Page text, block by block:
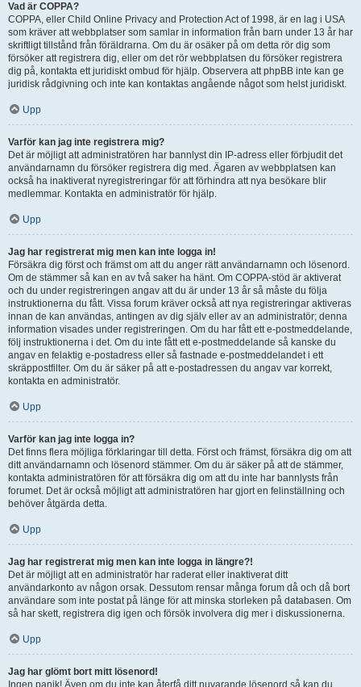
Vad är COPPA?
COPPA, eller Child Online Privacy and Protection Act of 1998, är en lag i USA
som kräver att webbplatser som samlar in information från barn under 13 år har
skriftligt tillstånd från föräldrarna. Om du är osäker på om detta rör dig som
försöker att registrera dig, eller om det rör webbplatsen du försöker registrera
dig på, kontakta ett juridiskt ombud för hjälp. Observera att phpBB inte kan ge
juridisk rådgivning och inte kan kontaktas angående något som helst juridiskt.
Upp
Varför kan jag inte registrera mig?
Det är möjligt att administratören har bannlyst din IP-adress eller förbjudit det
användarnamn du försöker registrera dig med. Ägaren av webbplatsen kan
också ha inaktiverat nyregistreringar för att förhindra att nya besökare blir
medlemmar. Kontakta en administratör för hjälp.
Upp
Jag har registrerat mig men kan inte logga in!
Försäkra dig först och främst om att du anger rätt användarnamn och lösenord.
Om de stämmer så kan en av två saker ha hänt. Om COPPA-stöd är aktiverat
och du under registreringen angav att du är under 13 år så måste du följa
instruktionerna du fått. Vissa forum kräver också att nya registreringar aktiveras
innan de kan användas, antingen av dig själv eller av an administratör; denna
information visades under registreringen. Om du har fått ett e-postmeddelande,
följ instruktionerna i det. Om du inte fått ett e-postmeddelande så kanske du
angav en felaktig e-postadress eller så fastnade e-postmeddelandet i ett
skräppostfilter. Om du är säker på att e-postadressen du angav var korrekt,
kontakta en administratör.
Upp
Varför kan jag inte logga in?
Det finns flera möjliga förklaringar till detta. Först och främst, försäkra dig om att
ditt användarnamn och lösenord stämmer. Om du är säker på att de stämmer,
kontakta administratören för att försäkra dig om att du inte har bannlysts från
forumet. Det är också möjligt att administratören har gjort en felinställning och
behöver åtgärda detta.
Upp
Jag har registrerat mig men kan inte logga in längre?!
Det är möjligt att en administratör har raderat eller inaktiverat ditt
användarkonto av någon orsak. Dessutom rensar många forum då och då bort
användare som inte postat på länge för att minska storleken på databasen. Om
så har skett, registrera dig igen och försök involvera dig mer i diskussionerna.
Upp
Jag har glömt bort mitt lösenord!
Ingen panik! Även om du inte kan återfå ditt nuvarande lösenord så kan du